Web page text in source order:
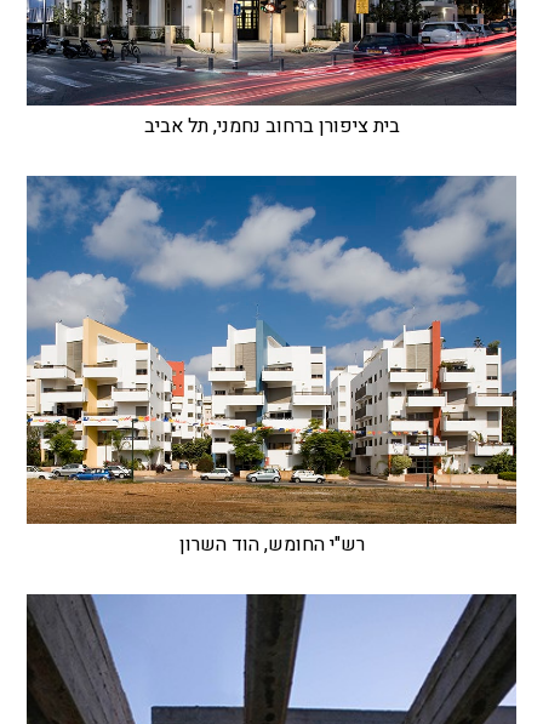
בית ציפורן ברחוב נחמני, תל אביב
רש"י החומש, הוד השרון